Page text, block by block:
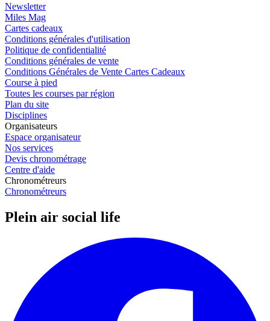
Newsletter
Miles Mag
Cartes cadeaux
Conditions générales d'utilisation
Politique de confidentialité
Conditions générales de vente
Conditions Générales de Vente Cartes Cadeaux
Course à pied
Toutes les courses par région
Plan du site
Disciplines
Organisateurs
Espace organisateur
Nos services
Devis chronométrage
Centre d'aide
Chronométreurs
Chronométreurs
Plein air social life